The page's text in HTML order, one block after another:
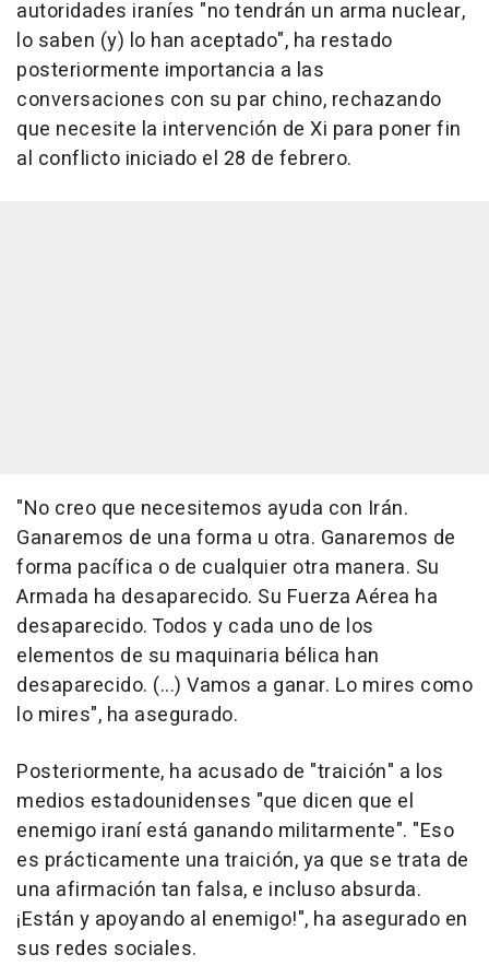
autoridades iraníes "no tendrán un arma nuclear,
lo saben (y) lo han aceptado", ha restado
posteriormente importancia a las
conversaciones con su par chino, rechazando
que necesite la intervención de Xi para poner fin
al conflicto iniciado el 28 de febrero.
"No creo que necesitemos ayuda con Irán.
Ganaremos de una forma u otra. Ganaremos de
forma pacífica o de cualquier otra manera. Su
Armada ha desaparecido. Su Fuerza Aérea ha
desaparecido. Todos y cada uno de los
elementos de su maquinaria bélica han
desaparecido. (...) Vamos a ganar. Lo mires como
lo mires", ha asegurado.
Posteriormente, ha acusado de "traición" a los
medios estadounidenses "que dicen que el
enemigo iraní está ganando militarmente". "Eso
es prácticamente una traición, ya que se trata de
una afirmación tan falsa, e incluso absurda.
¡Están y apoyando al enemigo!", ha asegurado en
sus redes sociales.